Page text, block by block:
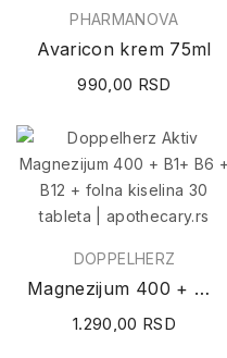
PHARMANOVA
Avaricon krem 75ml
990,00 RSD
DOPPELHERZ
Magnezijum 400 + B1+ B6 + B12 + folna kiselina...
1.290,00 RSD